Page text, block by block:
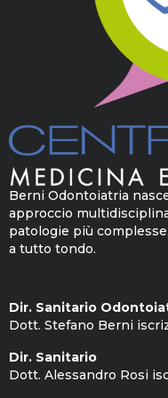
Berni Odontoiatria
approccio
patologie più
a tutto tondo.
Dir. Sanitario
Dott. Stefano Berni
Dir. Sanitario
Dott. Alessandro Rosi